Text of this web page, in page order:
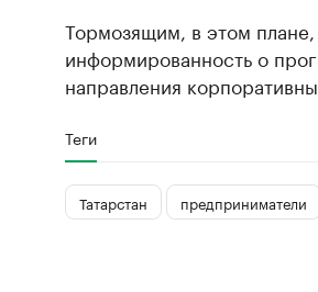
Тормозящим, в этом плане,
информированность о
направления
Теги
Татарстан предприниматели